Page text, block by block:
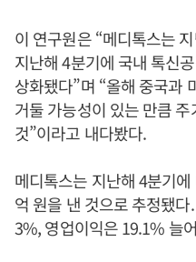
이 연구원은 “메디톡스는
지난해 4분기에 국내 톡신
상화됐다”며 “올해 중국과
거둘 가능성이 있는 만큼
것”이라고 내다봤다.
메디톡스는 지난해 4분기
억 원을 낸 것으로 추정됐
3%, 영업이익은 19.1% 늘